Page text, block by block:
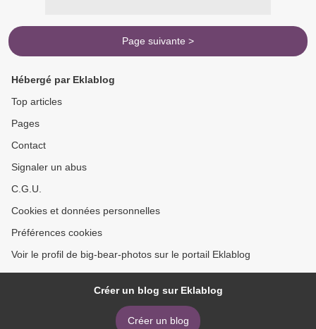
Page suivante >
Hébergé par Eklablog
Top articles
Pages
Contact
Signaler un abus
C.G.U.
Cookies et données personnelles
Préférences cookies
Voir le profil de big-bear-photos sur le portail Eklablog
Créer un blog sur Eklablog
Créer un blog